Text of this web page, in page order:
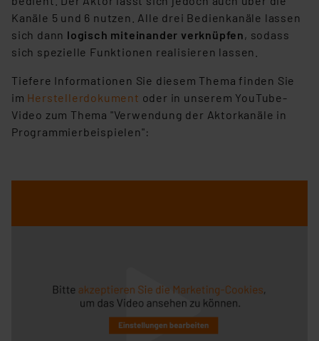
Kanäle 5 und 6 nutzen. Alle drei Bedienkanäle lassen
sich dann logisch miteinander verknüpfen, sodass
sich spezielle Funktionen realisieren lassen.
Tiefere Informationen Sie diesem Thema finden Sie
im Herstellerdokument oder in unserem YouTube-
Video zum Thema "Verwendung der Aktorkanäle in
Programmierbeispielen":